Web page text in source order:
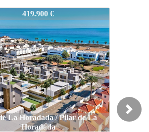
€
/ Pilar de La
Pilar
455.000 €
de La Horadada / Pilar de La
Horadada
Next